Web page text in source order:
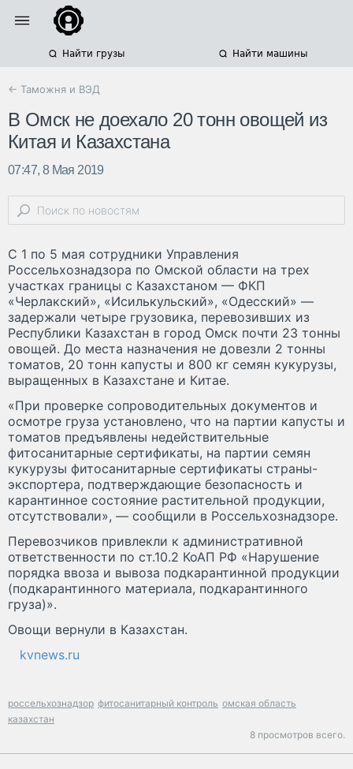
Найти грузы Найти машины
← Таможня и ВЭД
В Омск не доехало 20 тонн овощей из
Китая и Казахстана
07:47, 8 Мая 2019
С 1 по 5 мая сотрудники Управления
Россельхознадзора по Омской области на трех
участках границы с Казахстаном — ФКП
«Черлакский», «Исилькульский», «Одесский» —
задержали четыре грузовика, перевозивших из
Республики Казахстан в город Омск почти 23 тонны
овощей. До места назначения не довезли 2 тонны
томатов, 20 тонн капусты и 800 кг семян кукурузы,
выращенных в Казахстане и Китае.
«При проверке сопроводительных документов и
осмотре груза установлено, что на партии капусты и
томатов предъявлены недействительные
фитосанитарные сертификаты, на партии семян
кукурузы фитосанитарные сертификаты страны-
экспортера, подтверждающие безопасность и
карантинное состояние растительной продукции,
отсутствовали», — сообщили в Россельхознадзоре.
Перевозчиков привлекли к административной
ответственности по ст.10.2 КоАП РФ «Нарушение
порядка ввоза и вывоза подкарантинной продукции
(подкарантинного материала, подкарантинного
груза)».
Овощи вернули в Казахстан.
kvnews.ru
россельхознадзор фитосанитарный контроль омская область
казахстан
8 просмотров всего.